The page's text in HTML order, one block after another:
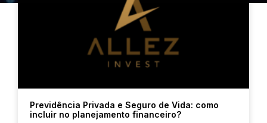
Previdência Privada e Seguro de Vida: como
incluir no planejamento financeiro?